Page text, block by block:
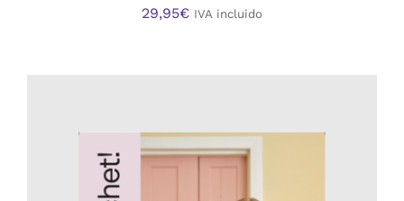
29,95€ IVA incluido